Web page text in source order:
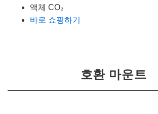
액체 CO₂
바로 쇼핑하기
호환 마운트